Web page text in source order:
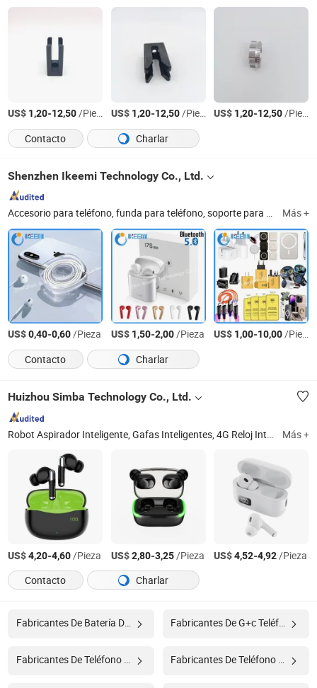
US$ 1,20-12,50/Pieza US$ 1,20-12,50/Pieza US$ 1,20-12,50/Pieza
Contacto
Charlar
Shenzhen Ikeemi Technology Co., Ltd.
Accesorio para teléfono, funda para teléfono, soporte para teléfono, protector de pantalla, funda para iPhone, funda para Samsung, funda para LG, soporte para Apple Watch, regalo promocional, funda de teléfono personalizada con dibujos y patrones Más +
US$0,40-0,60/Pieza US$ 1,50-2,00/Pieza US$ 1,00-10,00/Pieza
Contacto
Charlar
Huizhou Simba Technology Co., Ltd.
Robot Aspirador Inteligente, Gafas Inteligentes, 4G Reloj Inteligente, Reloj Inteligente, Auriculares Bluetooth, Cargador, Cable, Altavoz Bluetooth, Micrófono Más +
US$4,20-4,60/Pieza US$2,80-3,25/Pieza US$4,52-4,92/Pieza
Contacto
Charlar
Fabricantes De Batería De Teléfono Móvil Fabricantes De G+c Teléfono Móvil